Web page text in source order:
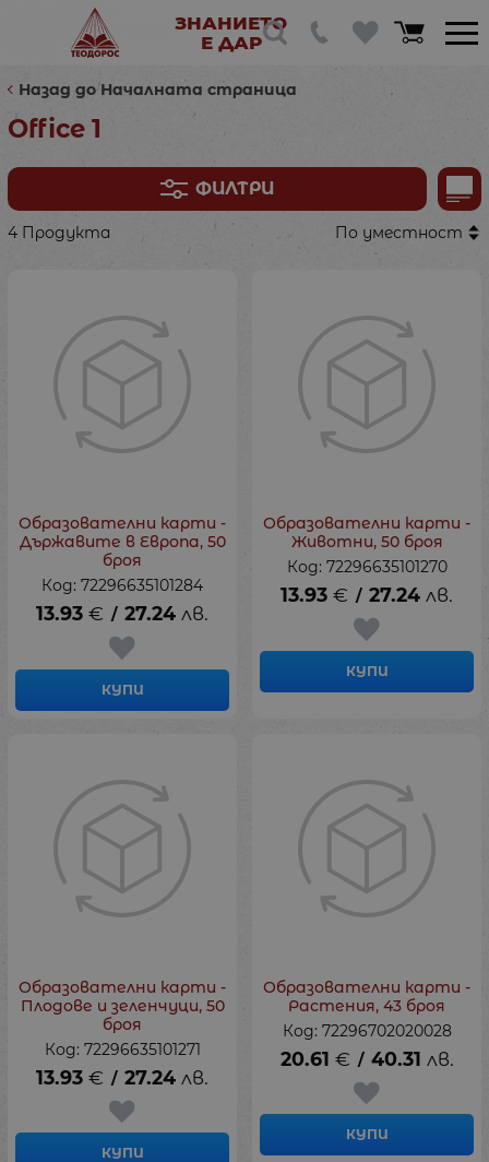
ЗНАНИЕТО
Е ДАР
Назад до Началната страница
Office 1
ФИЛТРИ
4 Продукта По уместност
Образователни карти -
Държавите в Европа, 50
броя
Код: 72296635101284
13.93 € / 27.24 лв.
КУПИ
Образователни карти -
Животни, 50 броя
Код: 72296635101270
13.93 € / 27.24 лв.
КУПИ
Образователни карти -
Плодове и зеленчуци, 50
броя
Код: 72296635101271
13.93 € / 27.24 лв.
КУПИ
Образователни карти -
Растения, 43 броя
Код: 72296702020028
20.61 € / 40.31 лв.
КУПИ